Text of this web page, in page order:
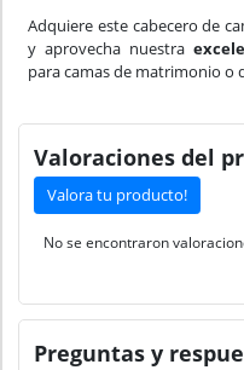
Adquiere este cabecero de
y aprovecha nuestra
para camas de matrimonio
Valoraciones del
Valora tu producto!
No se encontraron
Preguntas y